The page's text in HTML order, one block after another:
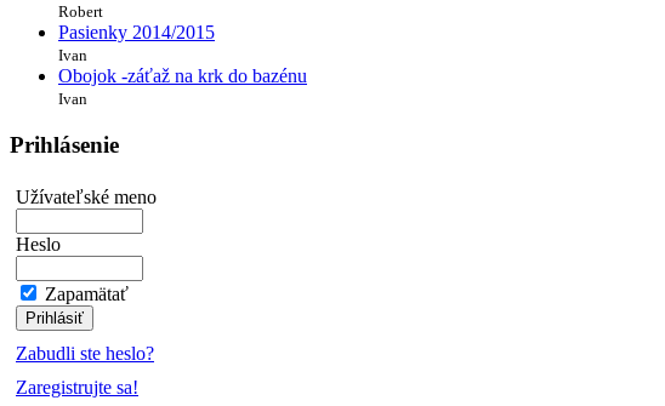
Robert
Pasienky 2014/2015
Ivan
Obojok -záťaž na krk do bazénu
Ivan
Prihlásenie
Užívateľské meno
Heslo
Zapamätať
Zabudli ste heslo?
Zaregistrujte sa!